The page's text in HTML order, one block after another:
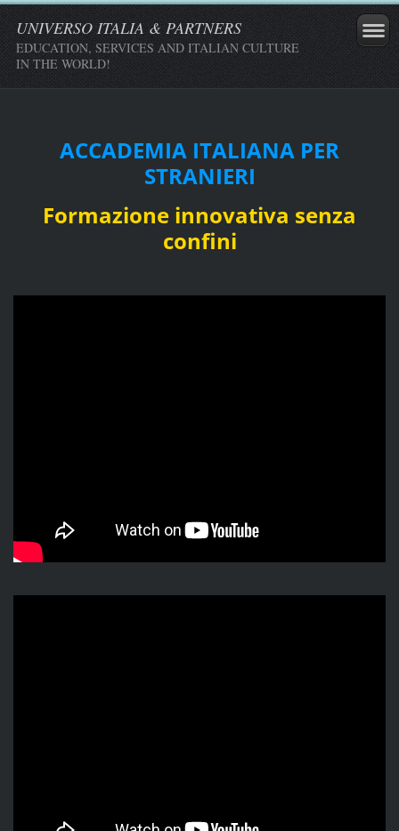
UNIVERSO ITALIA & PARTNERS
EDUCATION, SERVICES AND ITALIAN CULTURE
IN THE WORLD!
ACCADEMIA ITALIANA PER
STRANIERI
Formazione innovativa senza
confini